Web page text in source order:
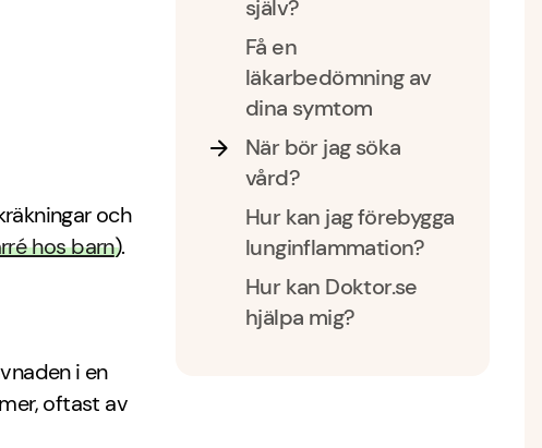
och
hos barn).
i en
oftast av
själv?
Få en
läkarbedömning av
dina symtom
När bör jag söka
vård?
Hur kan jag förebygga
lunginflammation?
Hur kan Doktor.se
hjälpa mig?